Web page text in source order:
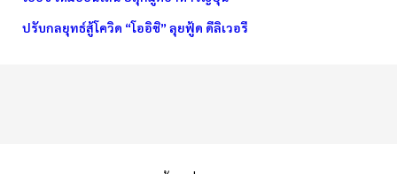
ปรับกลยุทธ์สู้โควิด “โออิชิ” ลุยฟู้ด ดีลิเวอรี